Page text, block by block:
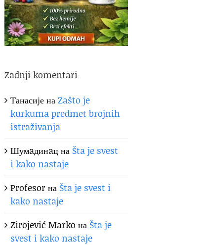
Zadnji komentari
ТанасијенаZašto je
kurkuma predmet brojnih
istraživanja
Шумaдинaцна Šta je svest
i kako nastaje
Profesorна Šta je svest i
kako nastaje
Zirojević Marko на Šta je
svest i kako nastaje